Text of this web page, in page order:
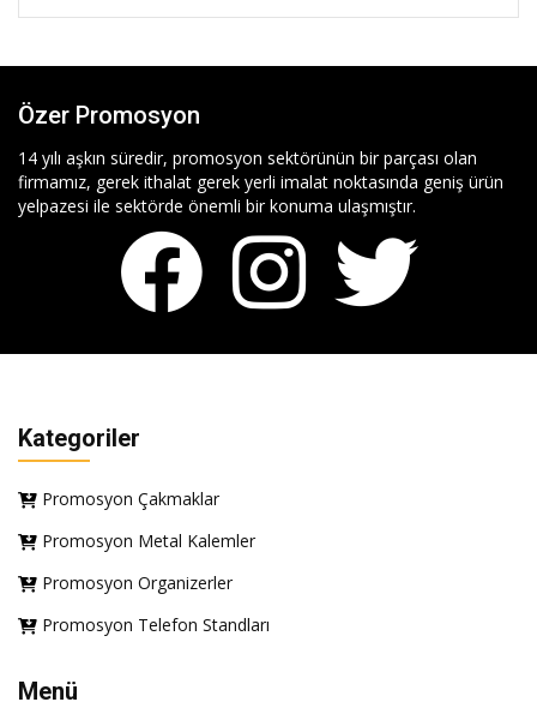
Özer Promosyon
14 yılı aşkın süredir, promosyon sektörünün bir parçası olan
firmamız, gerek ithalat gerek yerli imalat noktasında geniş ürün
yelpazesi ile sektörde önemli bir konuma ulaşmıştır.
Kategoriler
Promosyon Çakmaklar
Promosyon Metal Kalemler
Promosyon Organizerler
Promosyon Telefon Standları
Menü